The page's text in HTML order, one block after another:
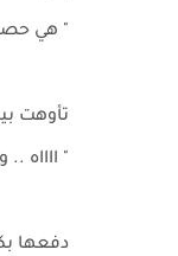
" هي
تأوهت
" ااااه
دفعها